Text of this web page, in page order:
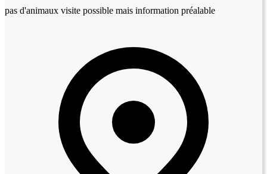
pas d'animaux visite possible mais information préalable